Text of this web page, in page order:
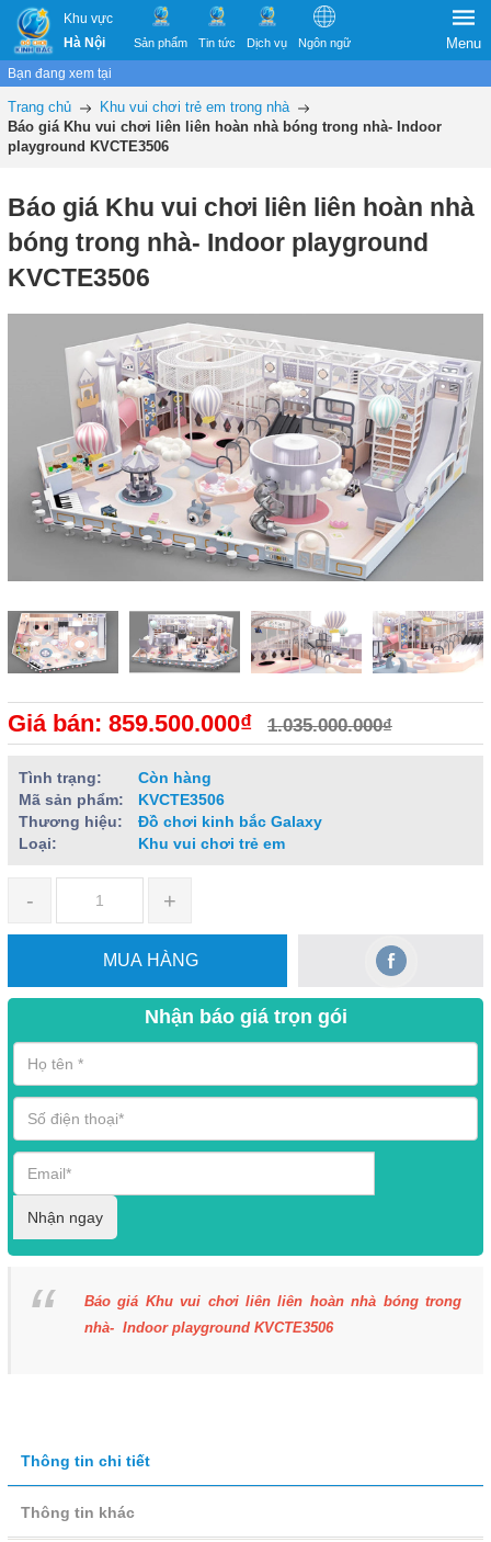
Khu vực
Hà Nội
Sản phẩm Tin tức Dịch vụ Ngôn ngữ Menu
Bạn đang xem tại
Trang chủ
Khu vui chơi trẻ em trong nhà
Báo giá Khu vui chơi liên liên hoàn nhà bóng trong nhà- Indoor
playground KVCTE3506
Báo giá Khu vui chơi liên liên hoàn nhà
bóng trong nhà- Indoor playground
KVCTE3506
Giá bán: 859.500.000₫ 1.035.000.000₫
Tình trạng:
Còn hàng
Mã sản phẩm:
KVCTE3506
Thương hiệu:
Đồ chơi kinh bắc Galaxy
Loại:
Khu vui chơi trẻ em
- +
MUA HÀNG
Nhận báo giá trọn gói
Nhận ngay
Báo giá Khu vui chơi liên liên hoàn nhà bóng trong
nhà- Indoor playground KVCTE3506
Thông tin chi tiết
Thông tin khác